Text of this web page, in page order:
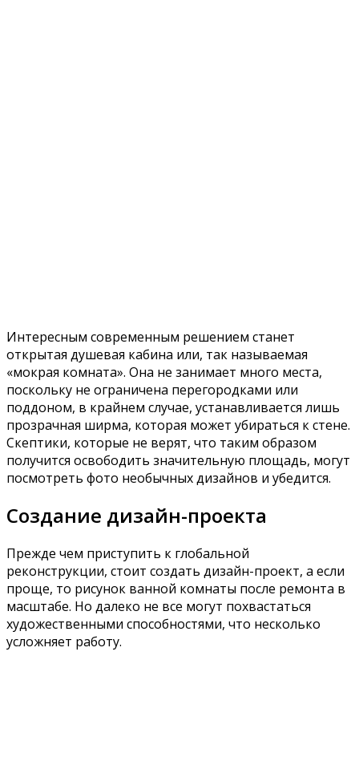
бытовых зон и инженерных сооружений, поэтому,
делая ремонт, все чаще принимается решение в
пользу совмещенного санузла.
В этой статье взвесим все «за» и «против»
объединенного пространства, расскажем о том, как
правильно сделать планировку, расставить
сантехнику и мебель, какие материалы для отделки
лучше использовать, как сделать грамотный дизайн
совмещенного санузла, фото примеры помогут
проиллюстрировать самые практичные и
оригинальные идеи.
Совмещать или не совмещать –
плюсы и минусы перепланировки
Попробуем разобраться: насколько практична идея
совмещения санузла. Сразу отметим, что однозначно